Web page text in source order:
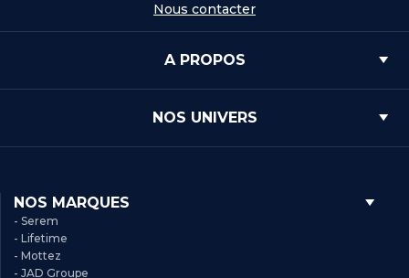
Nous contacter
A PROPOS
NOS UNIVERS
NOS MARQUES
- Serem
- Lifetime
- Mottez
- JAD Groupe